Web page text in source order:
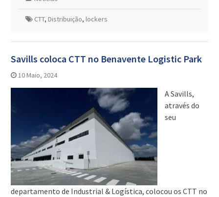
CTT, Distribuição, lockers
Savills coloca CTT no Benavente Logistic Park
10 Maio, 2024
A Savills,
através do
seu
departamento de Industrial & Logística, colocou os CTT no